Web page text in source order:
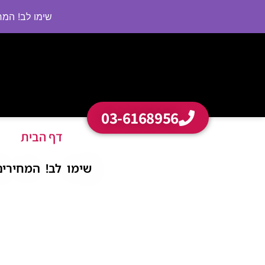
03-6168956
דף הבית
שימו לב! המחירים
שימו לב!